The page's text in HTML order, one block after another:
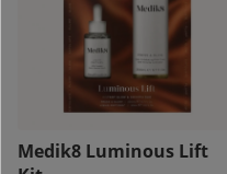
Medik8 Luminous Lift